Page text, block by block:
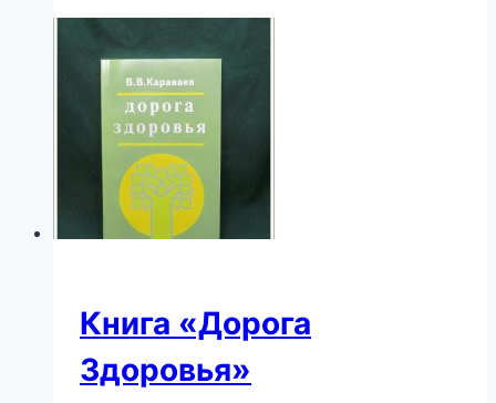
Книга «Дорога
Здоровья»